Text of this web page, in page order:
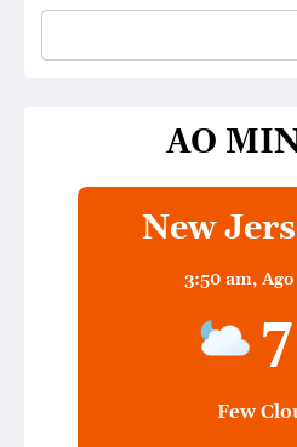
AO
New
3:50 am,
Few